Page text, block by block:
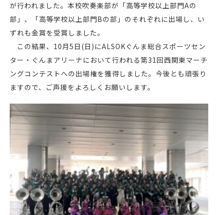
が行われました。本校吹奏楽部が「高等学校以上部門Aの
部」、「高等学校以上部門Bの部」のそれぞれに出場し、い
ずれも金賞を受賞しました。
この結果、10月5日(日)にALSOKぐんま総合スポーツセン
ター・ぐんまアリーナにおいて行われる第31回西関東マーチ
ングコンテストへの出場権を獲得しました。今後とも頑張り
ますので、ご声援をよろしくお願いします。